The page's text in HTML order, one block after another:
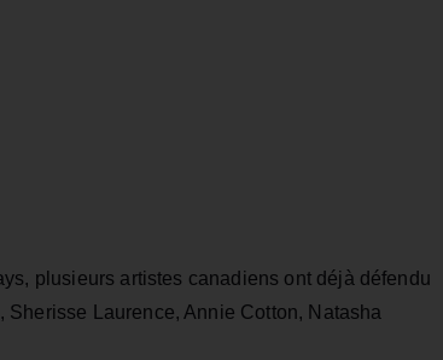
plusieurs artistes canadiens ont déjà défendu
Sherisse Laurence, Annie Cotton, Natasha